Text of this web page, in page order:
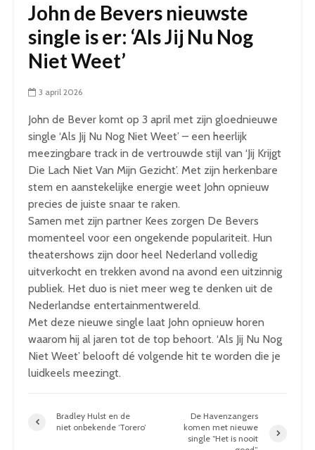
John de Bevers nieuwste
single is er: ‘Als Jij Nu Nog
Niet Weet’
3 april 2026
John de Bever komt op 3 april met zijn gloednieuwe
single ‘Als Jij Nu Nog Niet Weet’ – een heerlijk
meezingbare track in de vertrouwde stijl van ‘Jij Krijgt
Die Lach Niet Van Mijn Gezicht’. Met zijn herkenbare
stem en aanstekelijke energie weet John opnieuw
precies de juiste snaar te raken.
Samen met zijn partner Kees zorgen De Bevers
momenteel voor een ongekende populariteit. Hun
theatershows zijn door heel Nederland volledig
uitverkocht en trekken avond na avond een uitzinnig
publiek. Het duo is niet meer weg te denken uit de
Nederlandse entertainmentwereld.
Met deze nieuwe single laat John opnieuw horen
waarom hij al jaren tot de top behoort. ‘Als Jij Nu Nog
Niet Weet’ belooft dé volgende hit te worden die je
luidkeels meezingt.
Bradley Hulst en de
niet onbekende ‘Torero’
De Havenzangers
komen met nieuwe
single “Het is nooit